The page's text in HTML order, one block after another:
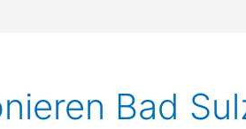
Bad